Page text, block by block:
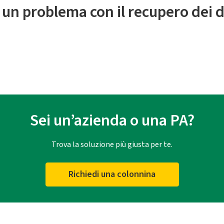
problema con il recupero dei
Sei un’azienda o una PA?
Trova la soluzione più giusta per te.
Richiedi una colonnina